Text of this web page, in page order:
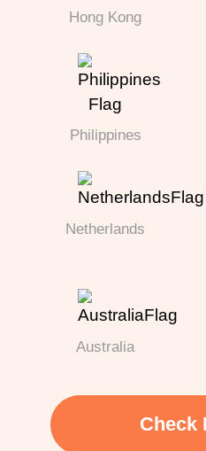
Hong Kong
Philippines
Netherlands
Australia
Check